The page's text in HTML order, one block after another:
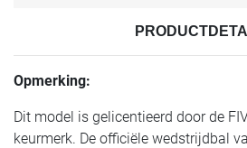
Opmerking:
Dit model is gelicentieerd door de
keurmerk. De officiële wedstrijdbal